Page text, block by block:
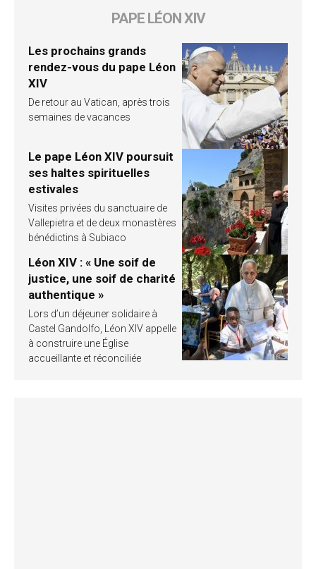
PAPE LÉON XIV
Les prochains grands
rendez-vous du pape Léon
XIV
De retour au Vatican, après trois
semaines de vacances
Le pape Léon XIV poursuit
ses haltes spirituelles
estivales
Visites privées du sanctuaire de
Vallepietra et de deux monastères
bénédictins à Subiaco
Léon XIV : « Une soif de
justice, une soif de charité
authentique »
Lors d’un déjeuner solidaire à
Castel Gandolfo, Léon XIV appelle
à construire une Église
accueillante et réconciliée